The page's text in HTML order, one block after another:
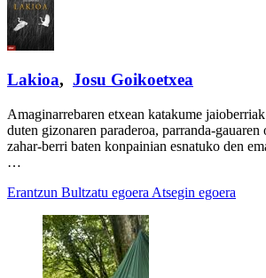
Lakioa, Josu Goikoetxea
Amaginarrebaren etxean katakume
duten gizonaren paraderoa, parranda-gauaren
zahar-berri baten konpainian esnatuko den
…
Erantzun Bultzatu egoera Atsegin egoera